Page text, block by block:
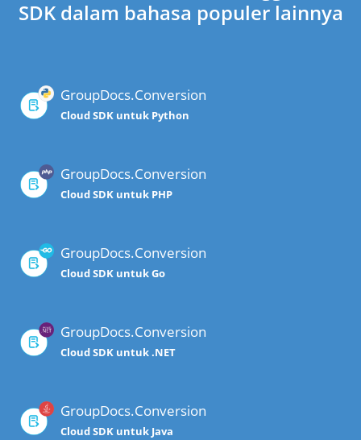
SDK dalam bahasa populer lainnya
GroupDocs.Conversion
Cloud SDK untuk Python
GroupDocs.Conversion
Cloud SDK untuk PHP
GroupDocs.Conversion
Cloud SDK untuk Go
GroupDocs.Conversion
Cloud SDK untuk .NET
GroupDocs.Conversion
Cloud SDK untuk Java